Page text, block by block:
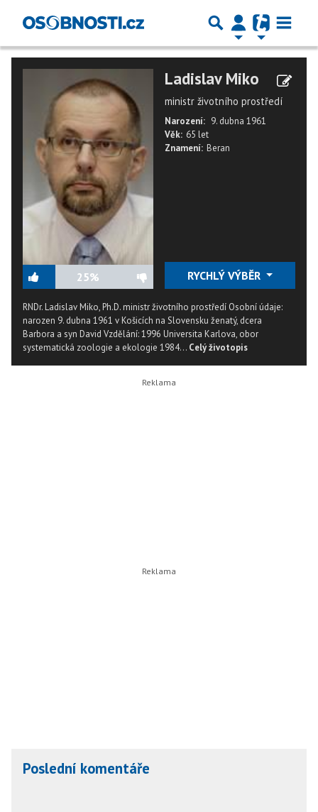
25%
Ladislav Miko
ministr životního prostředí
Narození: 9. dubna 1961
Věk: 65 let
Znamení: Beran
RYCHLÝ VÝBĚR
RNDr. Ladislav Miko, Ph.D. ministr životního prostředí Osobní údaje:
narozen 9. dubna 1961 v Košicích na Slovensku ženatý, dcera
Barbora a syn David Vzdělání: 1996 Universita Karlova, obor
systematická zoologie a ekologie 1984... Celý životopis
Poslední komentáře